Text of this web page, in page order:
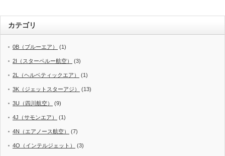
カテゴリ
0B（ブルーエア） (1)
2I（スターペルー航空） (3)
2L（ヘルベティックエア） (1)
3K（ジェットスターアジ） (13)
3U（四川航空） (9)
4J（サモンエア） (1)
4N（エアノース航空） (7)
4O（インテルジェット） (3)